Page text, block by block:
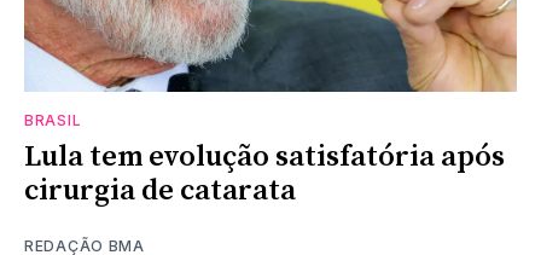
BRASIL
Lula tem evolução satisfatória após
cirurgia de catarata
REDAÇÃO BMA